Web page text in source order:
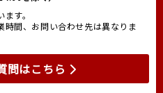
す。
間、お問い合わせ先は異なりま
問はこちら